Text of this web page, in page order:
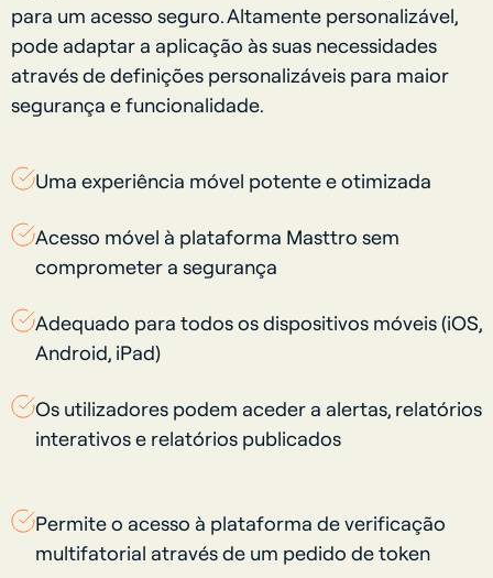
para um acesso seguro. Altamente personalizável,
pode adaptar a aplicação às suas necessidades
através de definições personalizáveis para maior
segurança e funcionalidade.
Uma experiência móvel potente e otimizada
Acesso móvel à plataforma Masttro sem
comprometer a segurança
Adequado para todos os dispositivos móveis (iOS,
Android, iPad)
Os utilizadores podem aceder a alertas, relatórios
interativos e relatórios publicados
Permite o acesso à plataforma de verificação
multifatorial através de um pedido de token